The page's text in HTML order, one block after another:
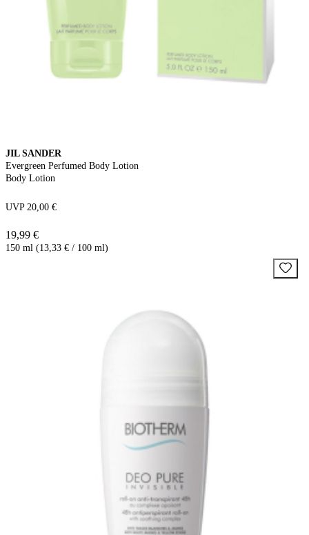
JIL SANDER
Evergreen Perfumed Body Lotion
Body Lotion
UVP 20,00 €
19,99 €
150 ml (13,33 € / 100 ml)